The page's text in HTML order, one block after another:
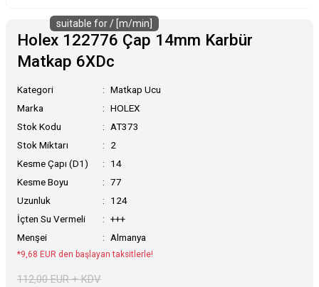
Holex 122776 Çap 14mm Karbür
Matkap 6XDc
Kategori
Matkap Ucu
Marka
HOLEX
Stok Kodu
AT373
Stok Miktarı
2
Kesme Çapı (D1)
14
Kesme Boyu
77
Uzunluk
124
İçten Su Vermeli
+++
Menşei
Almanya
*9,68 EUR den başlayan taksitlerle!
112,00 EUR + KDV
suitable for / [m/min]